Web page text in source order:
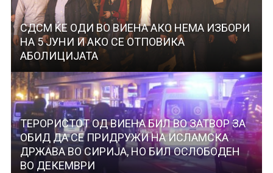
СДСМ ЌЕ ОДИ ВО ВИЕНА АКО НЕМА ИЗБОРИ
НА 5 ЈУНИ И АКО СЕ ОТПОВИКА
АБОЛИЦИЈАТА
ТЕРОРИСТОТ ОД ВИЕНА БИЛ ВО ЗАТВОР ЗА
ОБИД ДА СЕ ПРИДРУЖИ НА ИСЛАМСКА
ДРЖАВА ВО СИРИЈА, НО БИЛ ОСЛОБОДЕН
ВО ДЕКЕМВРИ